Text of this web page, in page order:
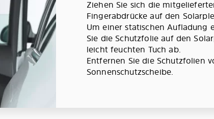
Ziehen Sie sich die
Fingerabdrücke auf den
Um einer statischen Aufladung
Sie die Schutzfolie auf den
leicht feuchten Tuch ab.
Entfernen Sie die Schutzfolien
Sonnenschutzscheibe.